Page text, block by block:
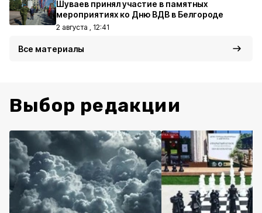
Шуваев принял участие в памятных
мероприятиях ко Дню ВДВ в Белгороде
2 августа , 12:41
Все материалы
Выбор редакции